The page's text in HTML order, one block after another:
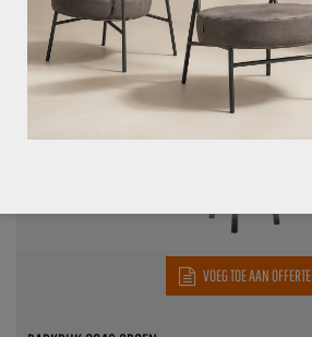
6.1%
VOEG TOE AAN OFFERTE